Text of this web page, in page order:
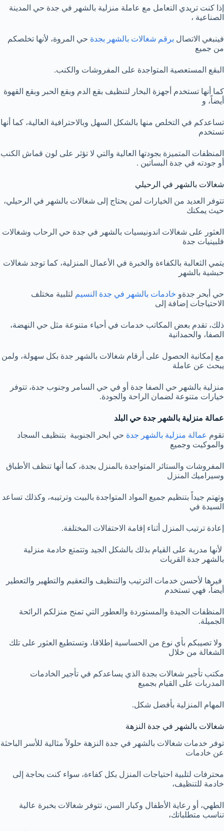
إذا كنت تريدي التعامل مع عاملة منزلية بالشهر في جدة حي المدينة
الصناعية ،
فينبغي الاتصال برقم شغالات بالشهر بجدة حي المروة، لأنها تخلصكم
من جميع
البقع المستعصية المتواجدة على المفروشات والكنب.
كما أنها تستخدم أجهزة البخار لتنظيف بقع الدم وبقع الحبر وبقع القهوة
أيضاً، و
تساعدكم في التخلص منها بالشكل السهل وبالاحترافية العالية، كما أنها
تستخدم
المنظفات المتميزة بجودتها العالية والتي لا تؤثر على لون قماش الكنب
أو جودته في جدة البساتين .
شغالات بالشهر في الرحيلي
تتوفر العديد من الخيارات لمن يحتاج إلى شغالات بالشهر في الرحيلي،
حيث يمكنك
العثور على شغالات اندونيسيات بالشهر في جدة حي الرحاب وشغالات
فلبينيات جدة
يتمي الثعالبة بالكفاءة والخبرة في الأعمال المنزلية، كما توجد شغالات
حبشية بالشهر
حي أبحر جدةو خادمات بالشهر في جدة النسيم لتلبية مختلف
الاحتياجات إضافة إلى
ذلك، تقدم بعض المكاتب خدمات في أحياء متنوعة مثل حي النهضة،
الصفا، والحمدانية
مع إمكانية الحصول على أرقام شغالات بالشهر جدة بكل سهولة، ولمن
يبحث عن عاملة
منزلية بالشهر حي الصفا جدة أو في حي السامر وجنوب جدة، تتوفر
خيارات متنوعة لضمان الراحة والجودة.
عمالة منزلية بالشهر جدة حي البلد
تقوم عمالة منزلية بالشهر جدة حي ابحر الجنوبية بتنظيف السجاد
والموكيت وجميع
المفروشات والستائر المتواجدة بالمنزل بجدة، كما أنها تنظف الأطباق
وسيراميك المنزل
وتهتم جيداً بتنظيم جميع المواد المتواجدة بالبيت وترتيبه، وكذلك تساعد
السيدة في
إعادة ترتيب المنزل أثناء إقامة الاحتفالات المختلفة.
لأنها مدربة على القيام بذلك بالشكل الجيد وتتمتع خادمة منزلية
بالشهر جدة القريات
فيرها لأحسن خدمات الترتيب والتنظيف والتعقيم والتطهير والتعطير
أيضاً، فهي تستخدم
المنظفات الجيدة والمستوردة والعطور التي تمنح منزلكم الرائحة
الجميلة.
ولا تصيبكم بأي نوع من الحساسية إطلاقا، وتستطيع العثور على تلك
الشغالة من خلال
مكتب تأجير شغالات بجدة الذي يساعدكم في تأجير الخادمات
المدربات على القيام بجميع
المهام المنزلية بأفضل شكل.
شغالات بالشهر في جدة النزهة
توفر خدمات شغالات بالشهر في جدة النزهة حلولاً مثالية للأسر الباحثة
عن خادمات
محترفات لتلبية احتياجات المنزل بكل كفاءة، سواء كنت بحاجة إلى
خادمة للتنظيف،
الطهي، أو رعاية الأطفال وكبار السن، تتوفر شغالات بخبرة عالية
تناسب متطلباتك،